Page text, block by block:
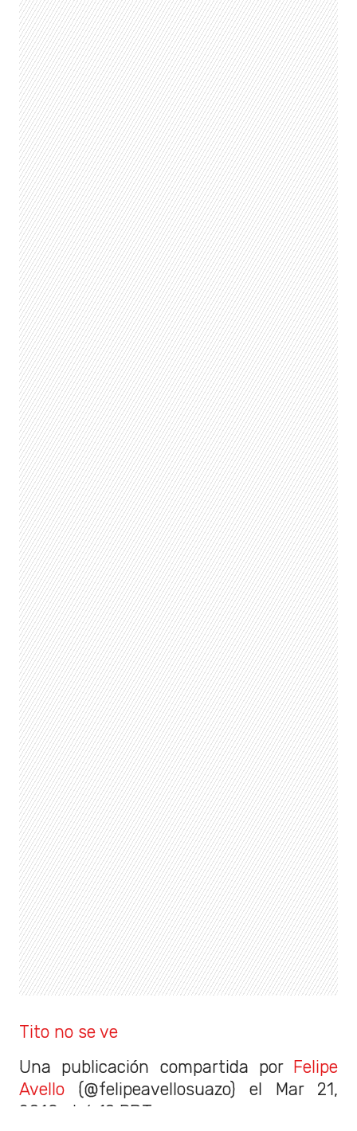
Tito no se ve
Una publicación compartida por Felipe
Avello (@felipeavellosuazo) el Mar 21,
2018 at 6:19 PDT